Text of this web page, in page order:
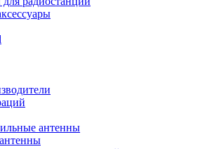
антенны